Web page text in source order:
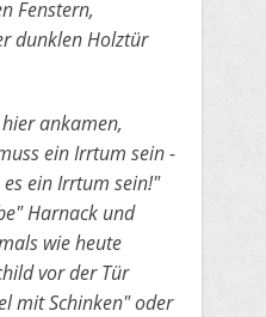
Fenstern,
dunklen Holztür
ankamen,
ein Irrtum sein -
ein Irrtum sein!"
Harnack und
wie heute
vor der Tür
mit Schinken" oder